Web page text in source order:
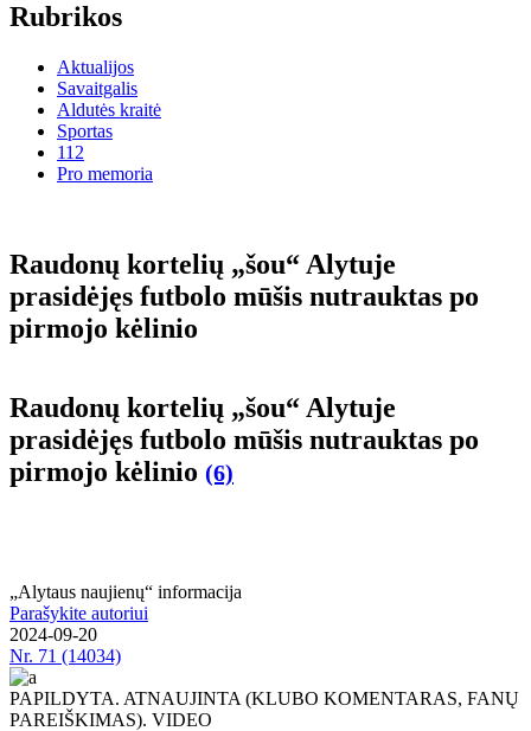
Rubrikos
Aktualijos
Savaitgalis
Aldutės kraitė
Sportas
112
Pro memoria
Raudonų kortelių „šou“ Alytuje
prasidėjęs futbolo mūšis nutrauktas po
pirmojo kėlinio
Raudonų kortelių „šou“ Alytuje
prasidėjęs futbolo mūšis nutrauktas po
pirmojo kėlinio (6)
„Alytaus naujienų“ informacija
Parašykite autoriui
2024-09-20
Nr. 71 (14034)
PAPILDYTA. ATNAUJINTA (KLUBO KOMENTARAS, FANŲ
PAREIŠKIMAS). VIDEO